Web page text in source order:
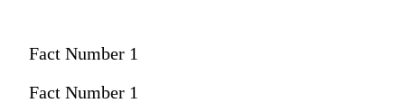
Fact Number 1
Fact Number 1